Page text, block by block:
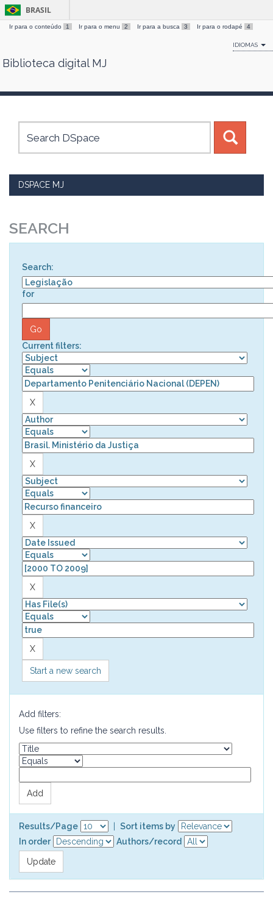
Skip
BRASIL
Ir para o conteúdo 1 Ir para o menu 2 Ir para a busca 3 Ir para o rodapé 4
IDIOMAS
Biblioteca digital MJ
DSPACE MJ
SEARCH
Search:
for
Current filters:
Start a new search
Add filters:
Use filters to refine the search results.
Results/Page
Sort items by
In order
Authors/record